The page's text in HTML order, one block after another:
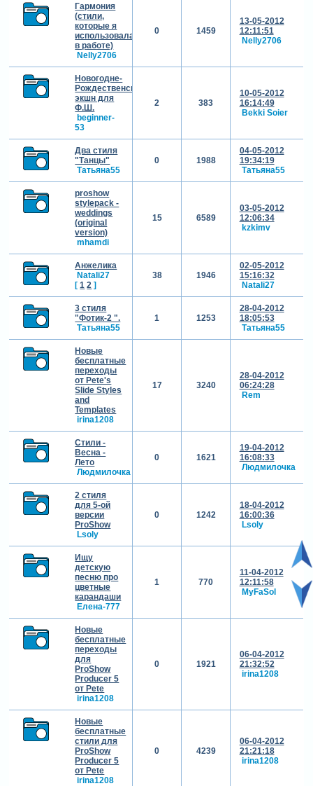
Гармония
(стили,
которые я
использовала
в работе)
Nelly2706
0 1459
13-05-2012
12:11:51
Nelly2706
Новогодне-
Рождественский
экшн для
Ф.Ш.
beginner-
53
2 383
10-05-2012
16:14:49
Bekki Soier
Два стиля
"Танцы"
Татьяна55
0 1988
04-05-2012
19:34:19
Татьяна55
proshow
stylepack -
weddings
(original
version)
mhamdi
15 6589
03-05-2012
12:06:34
kzkimv
Анжелика
Natali27
[ 1 2 ]
38 1946
02-05-2012
15:16:32
Natali27
3 стиля
"Фотик-2 ".
Татьяна55
1 1253
28-04-2012
18:05:53
Татьяна55
Новые
бесплатные
переходы
от Pete's
Slide Styles
and
Templates
irina1208
17 3240
28-04-2012
06:24:28
Rem
Стили -
Весна -
Лето
Людмилочка
0 1621
19-04-2012
16:08:33
Людмилочка
2 стиля
для 5-ой
версии
ProShow
Lsoly
0 1242
18-04-2012
16:00:36
Lsoly
Ищу
детскую
песню про
цветные
карандаши
Елена-777
1 770
11-04-2012
12:11:58
MyFaSol
Новые
бесплатные
переходы
для
ProShow
Producer 5
от Pete
irina1208
0 1921
06-04-2012
21:32:52
irina1208
Новые
бесплатные
стили для
ProShow
Producer 5
от Pete
irina1208
0 4239
06-04-2012
21:21:18
irina1208